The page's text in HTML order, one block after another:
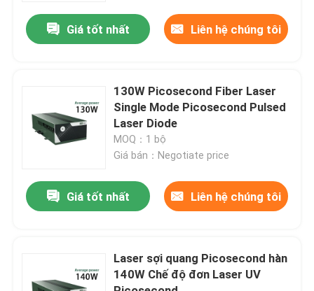
Chương trình VR
Tham quan nhà máy
Kiểm soát chất lượng
Liên hệ chúng tôi
Laser sợi xanh
Giá tốt nhất Liên hệ chúng tôi
130W Picosecond Fiber Laser
Single Mode Picosecond Pulsed
Laser Diode
MOQ：1 bộ
Giá bán：Negotiate price
Giá tốt nhất Liên hệ chúng tôi
Laser sợi quang Picosecond hàn
140W Chế độ đơn Laser UV